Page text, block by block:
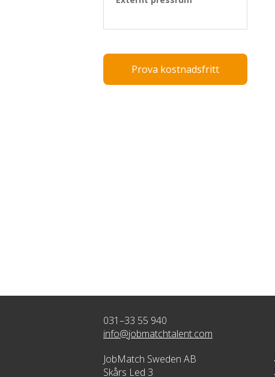
Prova kostnadsfritt
031–33 55 940
info@jobmatchtalent.com
JobMatch Sweden AB
Skårs Led 3